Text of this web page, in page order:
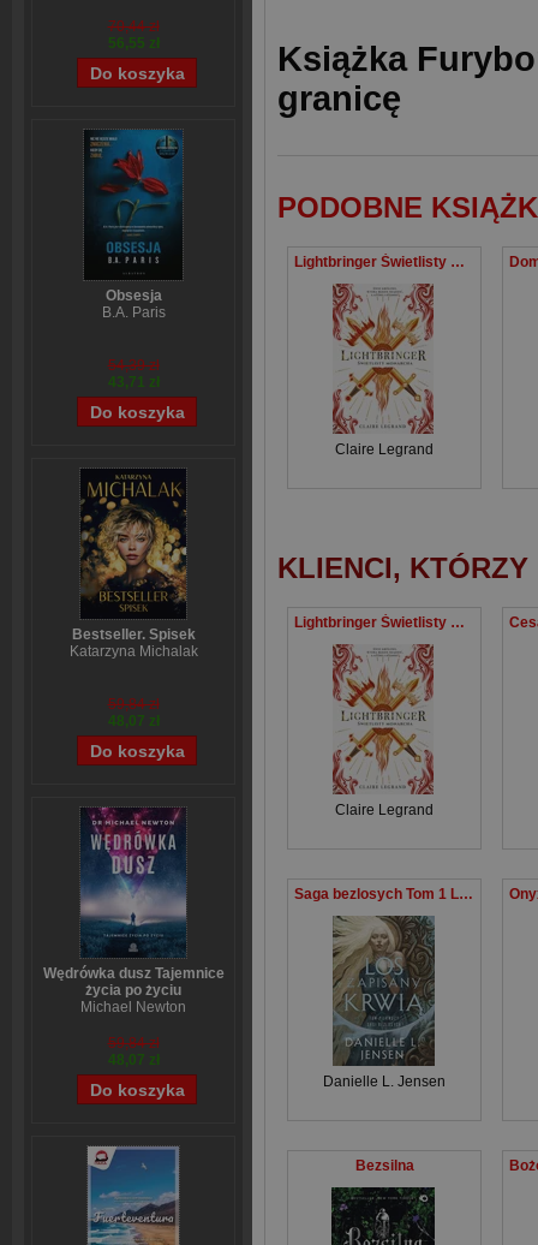
70,44 zł
56,55 zł
Obsesja
B.A. Paris
54,39 zł
43,71 zł
Bestseller. Spisek
Katarzyna Michalak
59,84 zł
48,07 zł
Wędrówka dusz Tajemnice
życia po życiu
Michael Newton
59,84 zł
48,07 zł
Książka
granicę
PODOBNE
Lightbringer Świetlisty monarcha Tom 3
Claire Legrand
KLIENCI,
Lightbringer Świetlisty monarcha Tom 3
Claire Legrand
Saga bezlosych Tom 1 Los zapisany krwią
Danielle L. Jensen
Bezsilna